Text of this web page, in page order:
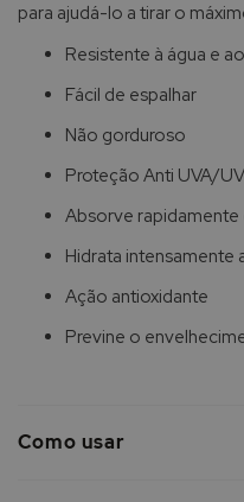
para ajudá-lo a tirar o
Resistente à água e
Fácil de espalhar
Não gorduroso
Proteção Anti UVA/
Absorve rapidamente
Hidrata intensamente
Ação antioxidante
Previne o
Como usar